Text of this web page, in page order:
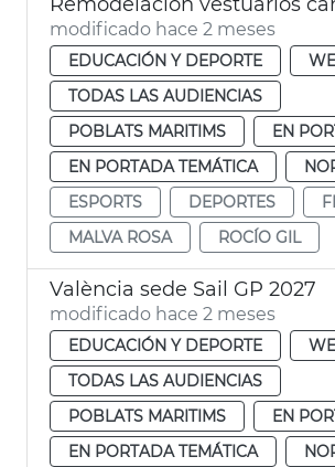
modificado hace 2 meses
EDUCACIÓN Y DEPORTE
TODAS LAS AUDIENCIAS
POBLATS MARITIMS
EN
EN PORTADA TEMÁTICA
ESPORTS
DEPORTES
MALVA ROSA
ROCÍO GIL
València sede Sail GP 2027
modificado hace 2 meses
EDUCACIÓN Y DEPORTE
TODAS LAS AUDIENCIAS
POBLATS MARITIMS
EN
EN PORTADA TEMÁTICA